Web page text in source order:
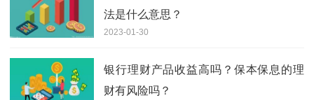
法是什么意思？
2023-01-30
银行理财产品收益高吗？保本保息的理
财有风险吗？